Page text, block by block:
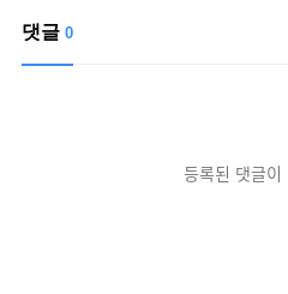
댓글0
등록된 댓글이